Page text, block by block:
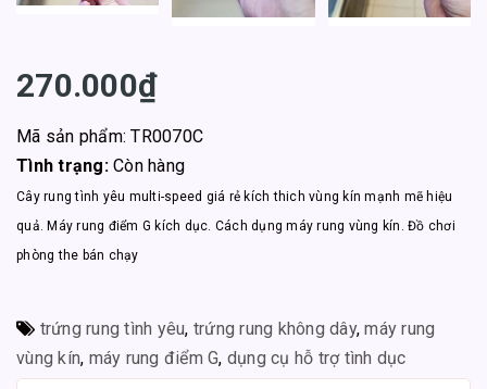
270.000₫
Mã sản phẩm: TR0070C
Tình trạng: Còn hàng
Cây rung tình yêu multi-speed giá rẻ kích thich vùng kín mạnh mẽ hiệu
quả. Máy rung điểm G kích dục. Cách dụng máy rung vùng kín. Đồ chơi
phòng the bán chạy
trứng rung tình yêu, trứng rung không dây,máy rung
vùng kín, máy rung điểm G, dụng cụ hỗ trợ tình dục